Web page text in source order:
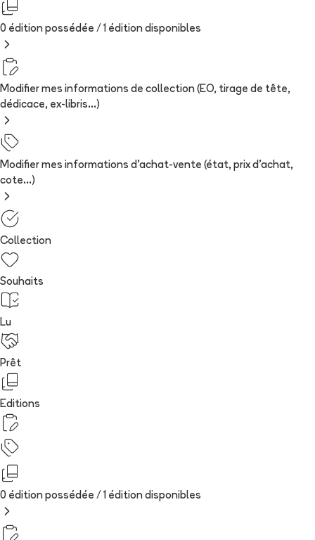
0 édition possédée / 1 édition disponibles
Modifier mes informations de collection (EO, tirage de tête,
dédicace, ex-libris...)
Modifier mes informations d'achat-vente (état, prix d'achat,
cote...)
Collection
Souhaits
Lu
Prêt
Editions
0 édition possédée / 1 édition disponibles